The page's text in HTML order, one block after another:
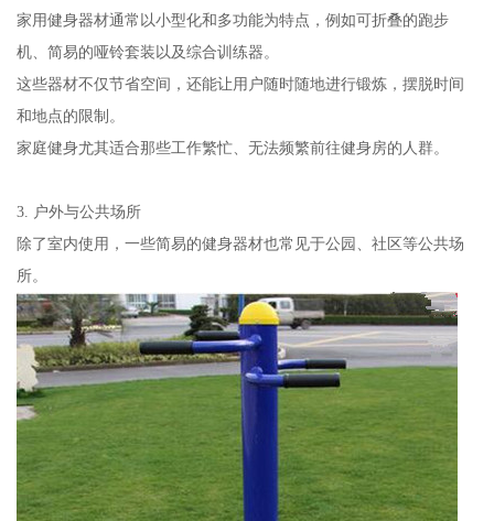
家用健身器材通常以小型化和多功能为特点，例如可折叠的跑步
机、简易的哑铃套装以及综合训练器。
这些器材不仅节省空间，还能让用户随时随地进行锻炼，摆脱时间
和地点的限制。
家庭健身尤其适合那些工作繁忙、无法频繁前往健身房的人群。
3. 户外与公共场所
除了室内使用，一些简易的健身器材也常见于公园、社区等公共场
所。